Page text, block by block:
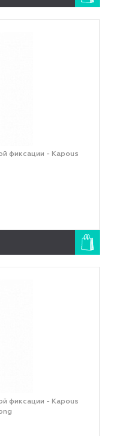
фиксации - Kapous
фиксации - Kapous